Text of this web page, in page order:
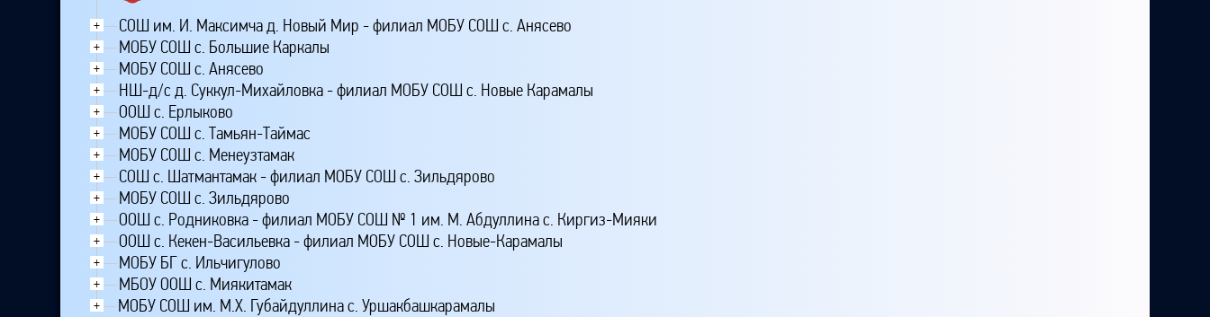
+ СОШ им. И. Максимча д. Новый Мир - филиал МОБУ СОШ с. Анясево
+ МОБУ СОШ с. Большие Каркалы
+ МОБУ СОШ с. Анясево
+ НШ-д/с д. Суккул-Михайловка - филиал МОБУ СОШ с. Новые Карамалы
+ ООШ с. Ерлыково
+ МОБУ СОШ с. Тамьян-Таймас
+ МОБУ СОШ с. Менеузтамак
+ СОШ с. Шатмантамак - филиал МОБУ СОШ с. Зильдярово
+ МОБУ СОШ с. Зильдярово
+ ООШ с. Родниковка - филиал МОБУ СОШ № 1 им. М. Абдуллина с. Киргиз-Мияки
+ ООШ с. Кекен-Васильевка - филиал МОБУ СОШ с. Новые-Карамалы
+ МОБУ БГ с. Ильчигулово
+ МБОУ ООШ с. Миякитамак
+ МОБУ СОШ им. М.Х. Губайдуллина с. Уршакбашкарамалы